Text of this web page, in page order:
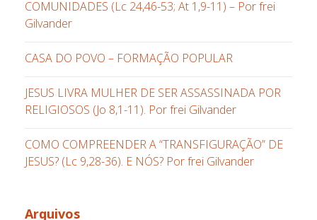
COMUNIDADES (Lc 24,46-53; At 1,9-11) – Por frei
Gilvander
CASA DO POVO – FORMAÇÃO POPULAR
JESUS LIVRA MULHER DE SER ASSASSINADA POR
RELIGIOSOS (Jo 8,1-11). Por frei Gilvander
COMO COMPREENDER A “TRANSFIGURAÇÃO” DE
JESUS? (Lc 9,28-36). E NÓS? Por frei Gilvander
Arquivos